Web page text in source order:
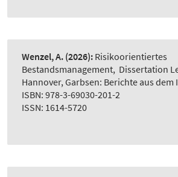
Wenzel, A. (2026): Risikoorientiertes
Bestandsmanagement, Dissertation
Hannover, Garbsen: Berichte aus dem
ISBN: 978-3-69030-201-2
ISSN: 1614-5720